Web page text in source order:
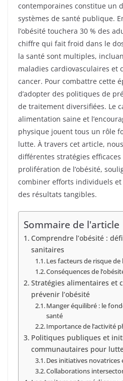
contemporaines constitue un
systèmes de santé publique.
l’obésité touchera 30 % des
chiffre qui fait froid dans le
la santé sont multiples,
maladies cardiovasculaires et
cancer. Pour combattre cette
d’adopter des politiques de
de traitement diversifiées. Le
alimentation saine et
physique jouent tous un rôle
lutte. À travers cet article,
différentes stratégies
prolifération de l’obésité,
combiner efforts individuels
des résultats tangibles.
Sommaire de l'article
Comprendre l’obésité :
sanitaires
Les facteurs de risque de
Conséquences de
Stratégies alimentaires et
prévenir l’obésité
Manger équilibré : le
santé
Importance de l’activité
Politiques publiques et
communautaires pour
Des initiatives
Collaborations